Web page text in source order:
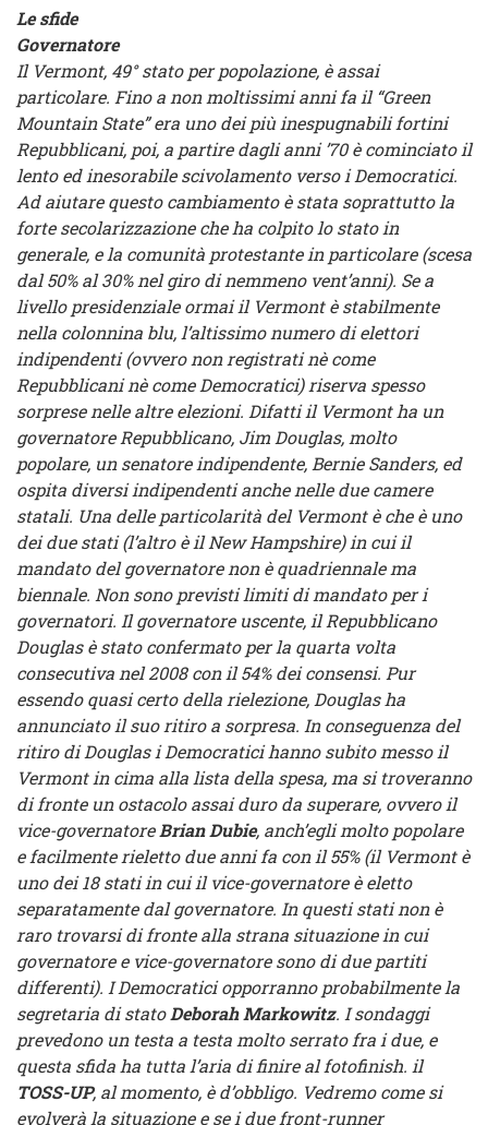
Le sfide
Governatore
Il Vermont, 49° stato per popolazione, è assai
particolare. Fino a non moltissimi anni fa il “Green
Mountain State” era uno dei più inespugnabili fortini
Repubblicani, poi, a partire dagli anni ’70 è cominciato il
lento ed inesorabile scivolamento verso i Democratici.
Ad aiutare questo cambiamento è stata soprattutto la
forte secolarizzazione che ha colpito lo stato in
generale, e la comunità protestante in particolare (scesa
dal 50% al 30% nel giro di nemmeno vent’anni). Se a
livello presidenziale ormai il Vermont è stabilmente
nella colonnina blu, l’altissimo numero di elettori
indipendenti (ovvero non registrati nè come
Repubblicani nè come Democratici) riserva spesso
sorprese nelle altre elezioni. Difatti il Vermont ha un
governatore Repubblicano, Jim Douglas, molto
popolare, un senatore indipendente, Bernie Sanders, ed
ospita diversi indipendenti anche nelle due camere
statali. Una delle particolarità del Vermont è che è uno
dei due stati (l’altro è il New Hampshire) in cui il
mandato del governatore non è quadriennale ma
biennale. Non sono previsti limiti di mandato per i
governatori. Il governatore uscente, il Repubblicano
Douglasè stato confermato per la quarta volta
consecutiva nel 2008 con il 54% dei consensi. Pur
essendo quasi certo della rielezione, Douglas ha
annunciato il suo ritiro a sorpresa. In conseguenza del
ritiro di Douglas i Democratici hanno subito messo il
Vermont in cima alla lista della spesa, ma si troveranno
di fronte un ostacolo assai duro da superare, ovvero il
vice-governatoreBrian Dubie, anch’egli molto popolare
e facilmente rieletto due anni fa con il 55% (il Vermont è
uno dei 18 stati in cui il vice-governatore è eletto
separatamente dal governatore. In questi stati non è
raro trovarsi di fronte alla strana situazione in cui
governatore e vice-governatore sono di due partiti
differenti). I Democratici opporranno probabilmente la
segretaria di statoDeborah Markowitz. I sondaggi
prevedono un testa a testa molto serrato fra i due, e
questa sfida ha tutta l’aria di finire al fotofinish. il
TOSS-UP, al momento, è d’obbligo. Vedremo come si
evolverà la situazione e se i due front-runner